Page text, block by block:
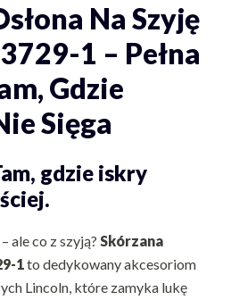
Na Szyję
1 – Pełna
Gdzie
Sięga
gdzie iskry
ale co z szyją? Skórzana
1 to dedykowany akcesoriom
Lincoln, które zamyka lukę